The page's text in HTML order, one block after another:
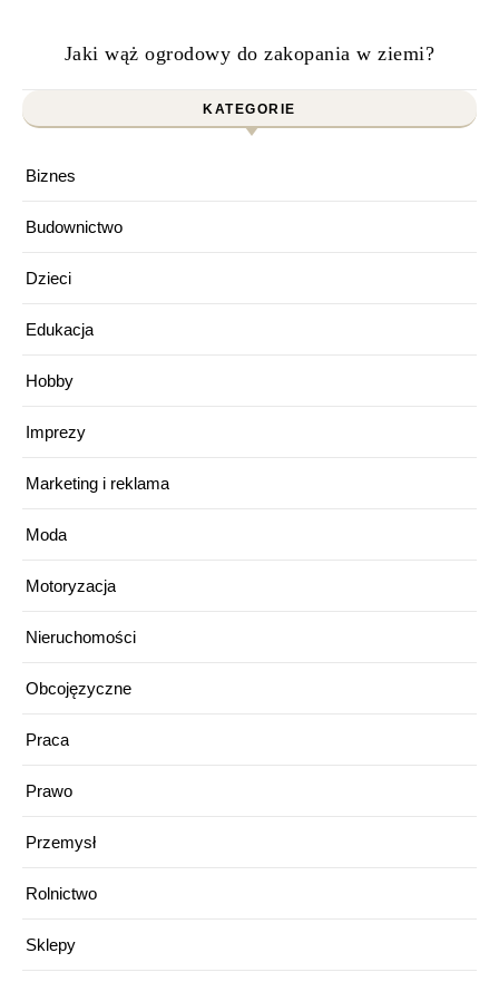
Jaki wąż ogrodowy do zakopania w ziemi?
KATEGORIE
Biznes
Budownictwo
Dzieci
Edukacja
Hobby
Imprezy
Marketing i reklama
Moda
Motoryzacja
Nieruchomości
Obcojęzyczne
Praca
Prawo
Przemysł
Rolnictwo
Sklepy